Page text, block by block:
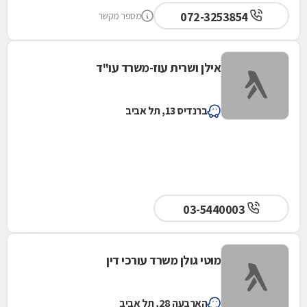
072-3253854 מספר מקשר
אילן ושרית עוז-משרד עו"ד
ברנדיס 13, תל אביב
מוטי גולן משרד עורכי דין
הארבעה 28, תל אביב